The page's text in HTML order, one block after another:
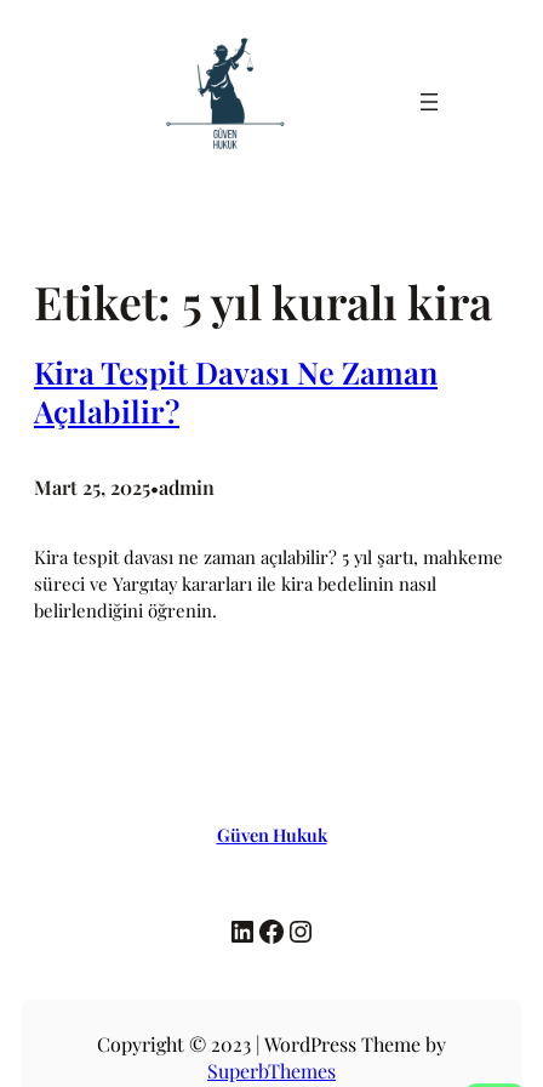
Etiket: 5 yıl kuralı kira
Kira Tespit Davası Ne Zaman
Açılabilir?
Mart 25, 2025•admin
Kira tespit davası ne zaman açılabilir? 5 yıl şartı, mahkeme
süreci ve Yargıtay kararları ile kira bedelinin nasıl
belirlendiğini öğrenin.
Güven Hukuk
LinkedIn Facebook Instagram
Copyright © 2023 | WordPress Theme by
SuperbThemes